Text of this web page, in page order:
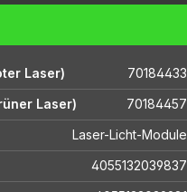
Laser)
70184433
Laser)
70184457
Laser-Licht-Module
4055132039837